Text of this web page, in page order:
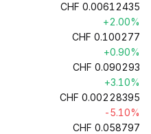
CHF 0.00612435
+2.00%
CHF 0.100277
+0.90%
CHF 0.090293
+3.10%
CHF 0.00228395
-5.10%
CHF 0.058797